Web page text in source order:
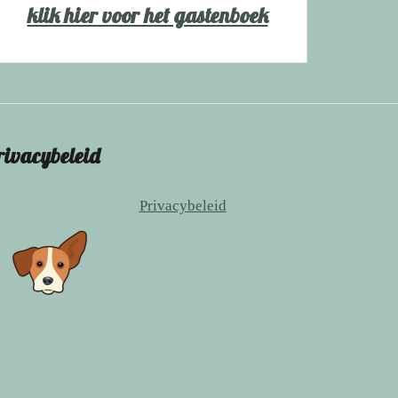
klik hier voor het gastenboek
Privacybeleid